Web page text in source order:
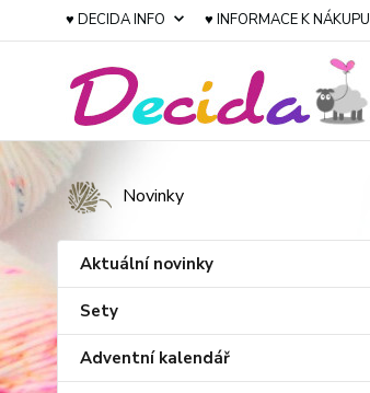
♥ DECIDA INFO ♥ INFORMACE K NÁKUPU
Novinky
Aktuální novinky
Sety
Adventní kalendář